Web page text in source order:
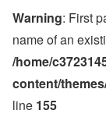
Warning: First
name of an
/home/
content/
line 155